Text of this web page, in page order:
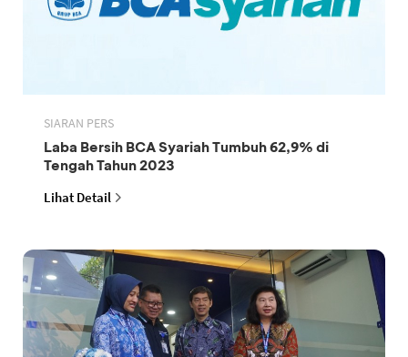
SIARAN PERS
Laba Bersih BCA Syariah Tumbuh 62,9% di
Tengah Tahun 2023
Lihat Detail